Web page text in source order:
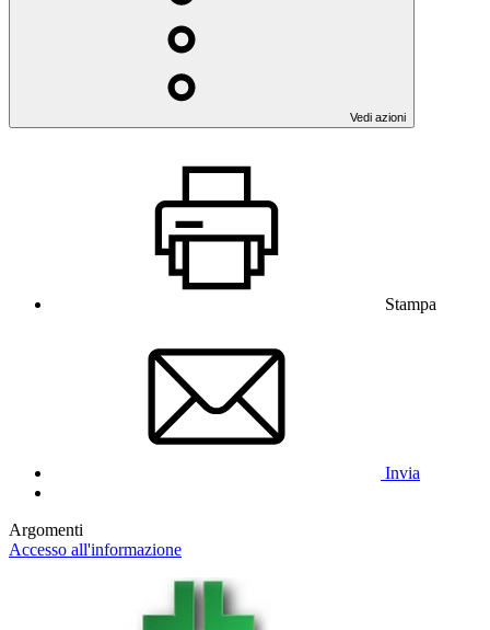
Vedi azioni
Stampa
Invia
Argomenti
Accesso all'informazione